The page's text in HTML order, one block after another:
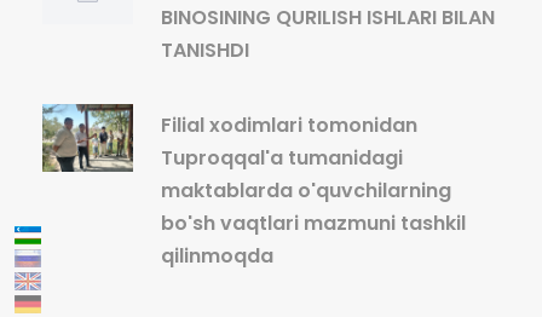
BINOSINING QURILISH ISHLARI BILAN
TANISHDI
Filial xodimlari tomonidan
Tuproqqal'a tumanidagi
maktablarda o'quvchilarning
bo'sh vaqtlari mazmuni tashkil
qilinmoqda